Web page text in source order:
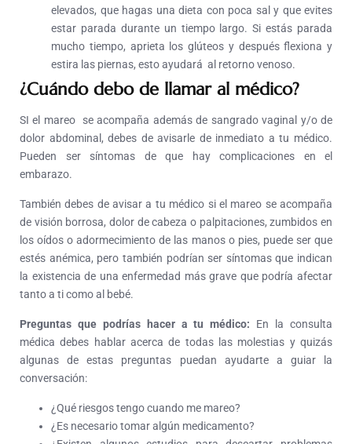
elevados, que hagas una dieta con poca sal y que evites
estar parada durante un tiempo largo. Si estás parada
mucho tiempo, aprieta los glúteos y después flexiona y
estira las piernas, esto ayudará al retorno venoso.
¿Cuándo debo de llamar al médico?
SI el mareo se acompaña además de sangrado vaginal y/o de
dolor abdominal, debes de avisarle de inmediato a tu médico.
Pueden ser síntomas de que hay complicaciones en el
embarazo.
También debes de avisar a tu médico si el mareo se acompaña
de visión borrosa, dolor de cabeza o palpitaciones, zumbidos en
los oídos o adormecimiento de las manos o pies, puede ser que
estés anémica, pero también podrían ser síntomas que indican
la existencia de una enfermedad más grave que podría afectar
tanto a ti como al bebé.
Preguntas que podrías hacer a tu médico: En la consulta
médica debes hablar acerca de todas las molestias y quizás
algunas de estas preguntas puedan ayudarte a guiar la
conversación:
¿Qué riesgos tengo cuando me mareo?
¿Es necesario tomar algún medicamento?